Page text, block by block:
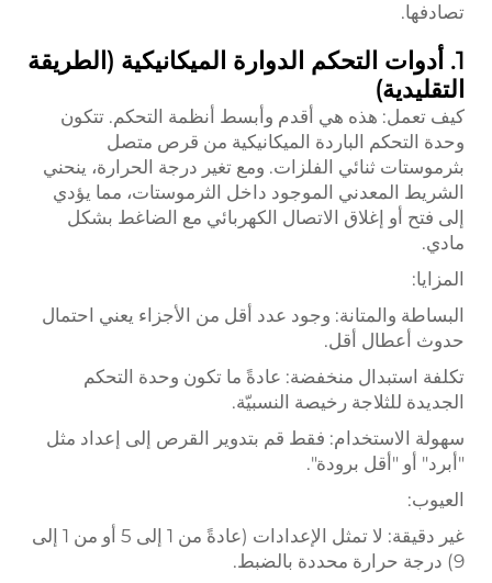
تصادفها.
1. أدوات التحكم الدوارة الميكانيكية (الطريقة
التقليدية)
كيف تعمل: هذه هي أقدم وأبسط أنظمة التحكم. تتكون
وحدة التحكم الباردة الميكانيكية من قرص متصل
بثرموستات ثنائي الفلزات. ومع تغير درجة الحرارة، ينحني
الشريط المعدني الموجود داخل الثرموستات، مما يؤدي
إلى فتح أو إغلاق الاتصال الكهربائي مع الضاغط بشكل
مادي.
المزايا:
البساطة والمتانة: وجود عدد أقل من الأجزاء يعني احتمال
حدوث أعطال أقل.
تكلفة استبدال منخفضة: عادةً ما تكون وحدة التحكم
الجديدة للثلاجة رخيصة النسبيّة.
سهولة الاستخدام: فقط قم بتدوير القرص إلى إعداد مثل
"أبرد" أو "أقل برودة".
العيوب:
غير دقيقة: لا تمثل الإعدادات (عادةً من 1 إلى 5 أو من 1 إلى
9) درجة حرارة محددة بالضبط.